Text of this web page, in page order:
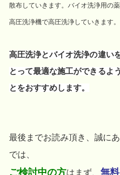
散布していきます。バイオ洗浄用の
高圧洗浄機で高圧洗浄していきます。
高圧洗浄とバイオ洗浄の違い
とって最適な施工ができるよ
とをおすすめします。
最後までお読み頂き、誠に
では、
ご検討中の方はまず、 無